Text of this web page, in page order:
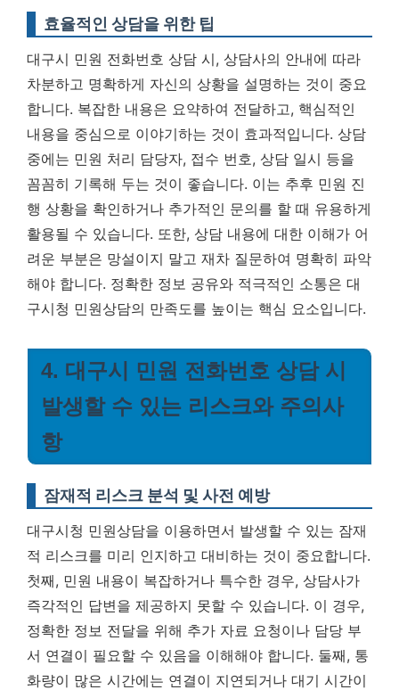
효율적인 상담을 위한 팁
대구시 민원 전화번호 상담 시, 상담사의 안내에 따라
차분하고 명확하게 자신의 상황을 설명하는 것이 중요
합니다. 복잡한 내용은 요약하여 전달하고, 핵심적인
내용을 중심으로 이야기하는 것이 효과적입니다. 상담
중에는 민원 처리 담당자, 접수 번호, 상담 일시 등을
꼼꼼히 기록해 두는 것이 좋습니다. 이는 추후 민원 진
행 상황을 확인하거나 추가적인 문의를 할 때 유용하게
활용될 수 있습니다. 또한, 상담 내용에 대한 이해가 어
려운 부분은 망설이지 말고 재차 질문하여 명확히 파악
해야 합니다. 정확한 정보 공유와 적극적인 소통은 대
구시청 민원상담의 만족도를 높이는 핵심 요소입니다.
4. 대구시 민원 전화번호 상담 시
발생할 수 있는 리스크와 주의사
항
잠재적 리스크 분석 및 사전 예방
대구시청 민원상담을 이용하면서 발생할 수 있는 잠재
적 리스크를 미리 인지하고 대비하는 것이 중요합니다.
첫째, 민원 내용이 복잡하거나 특수한 경우, 상담사가
즉각적인 답변을 제공하지 못할 수 있습니다. 이 경우,
정확한 정보 전달을 위해 추가 자료 요청이나 담당 부
서 연결이 필요할 수 있음을 이해해야 합니다. 둘째, 통
화량이 많은 시간에는 연결이 지연되거나 대기 시간이